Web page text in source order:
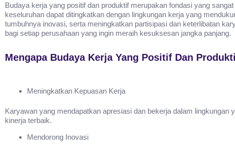
Budaya kerja yang positif dan produktif merupakan fondasi yang
keseluruhan dapat ditingkatkan dengan lingkungan kerja yang
tumbuhnya inovasi, serta meningkatkan partisipasi dan keterlibatan
bagi setiap perusahaan yang ingin meraih kesuksesan jangka panjang.
Mengapa Budaya Kerja Yang Positif Dan
Meningkatkan Kepuasan Kerja
Karyawan yang mendapatkan apresiasi dan bekerja dalam
kinerja terbaik.
Mendorong Inovasi